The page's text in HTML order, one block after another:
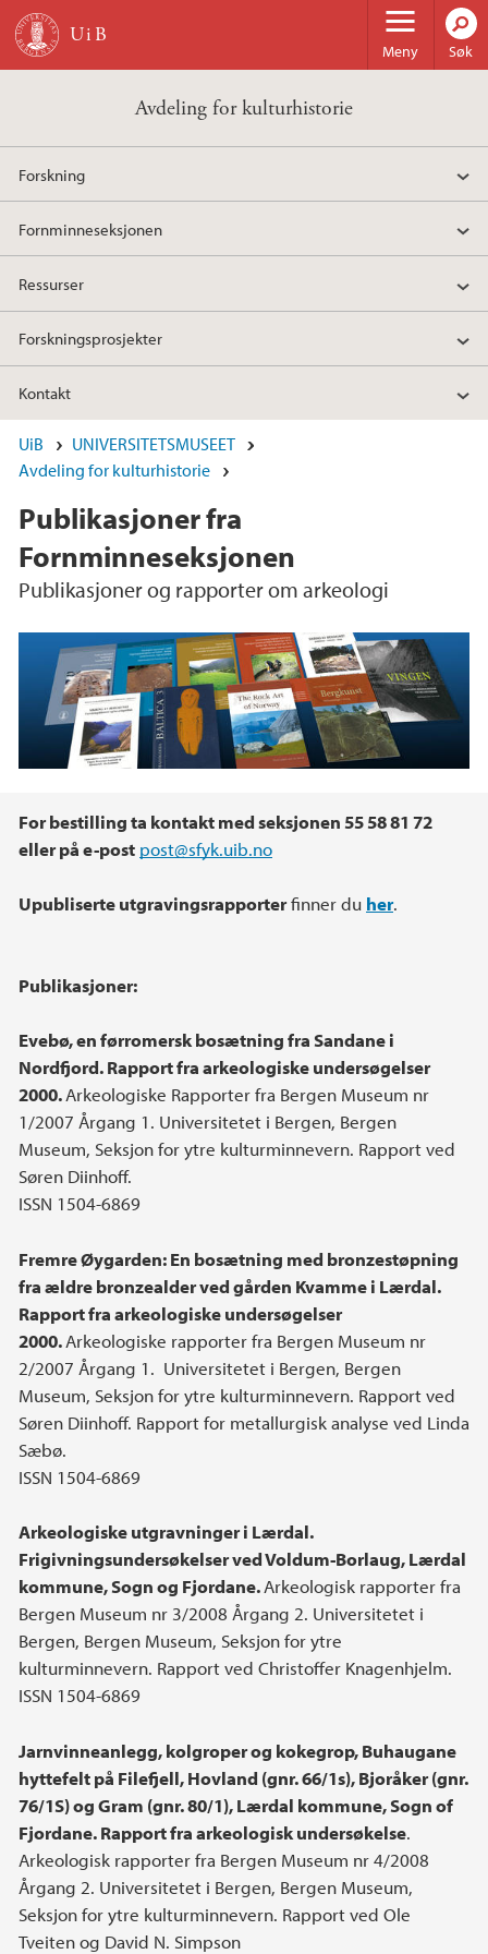
Hopp til hovedinnhold
Meny Søk
Avdeling for kulturhistorie
Forskning
Fornminneseksjonen
Ressurser
Forskningsprosjekter
Kontakt
UiB
UNIVERSITETSMUSEET
Avdeling for kulturhistorie
Publikasjoner fra
Fornminneseksjonen
Publikasjoner og rapporter om arkeologi
Hovedinnhold
For bestilling ta kontakt med seksjonen 55 58 81 72
eller på e-post post@sfyk.uib.no
Upubliserte utgravingsrapporterfinner du her.
Publikasjoner:
Evebø, en førromersk bosætning fra Sandane i
Nordfjord. Rapport fra arkeologiske undersøgelser
2000.Arkeologiske Rapporter fra Bergen Museum nr
1/2007 Årgang 1. Universitetet i Bergen, Bergen
Museum, Seksjon for ytre kulturminnevern. Rapport ved
Søren Diinhoff.
ISSN 1504-6869
Fremre Øygarden: En bosætning med bronzestøpning
fra ældre bronzealder ved gården Kvamme i Lærdal.
Rapport fra arkeologiske undersøgelser
2000.Arkeologiske rapporter fra Bergen Museum nr
2/2007 Årgang 1. Universitetet i Bergen, Bergen
Museum, Seksjon for ytre kulturminnevern. Rapport ved
Søren Diinhoff. Rapport for metallurgisk analyse ved Linda
Sæbø.
ISSN 1504-6869
Arkeologiske utgravninger i Lærdal.
Frigivningsundersøkelser ved Voldum-Borlaug, Lærdal
kommune, Sogn og Fjordane.Arkeologisk rapporter fra
Bergen Museum nr 3/2008 Årgang 2. Universitetet i
Bergen, Bergen Museum, Seksjon for ytre
kulturminnevern. Rapport ved Christoffer Knagenhjelm.
ISSN 1504-6869
Jarnvinneanlegg, kolgroper og kokegrop, Buhaugane
hyttefelt på Filefjell, Hovland (gnr. 66/1s), Bjoråker (gnr.
76/1S) og Gram (gnr. 80/1), Lærdal kommune, Sogn of
Fjordane. Rapport fra arkeologisk undersøkelse.
Arkeologisk rapporter fra Bergen Museum nr 4/2008
Årgang 2. Universitetet i Bergen, Bergen Museum,
Seksjon for ytre kulturminnevern. Rapport ved Ole
Tveiten og David N. Simpson